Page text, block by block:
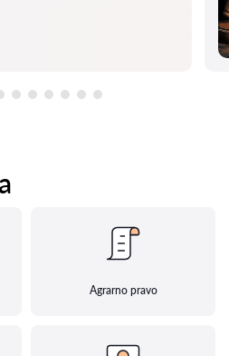
Agrarno pravo